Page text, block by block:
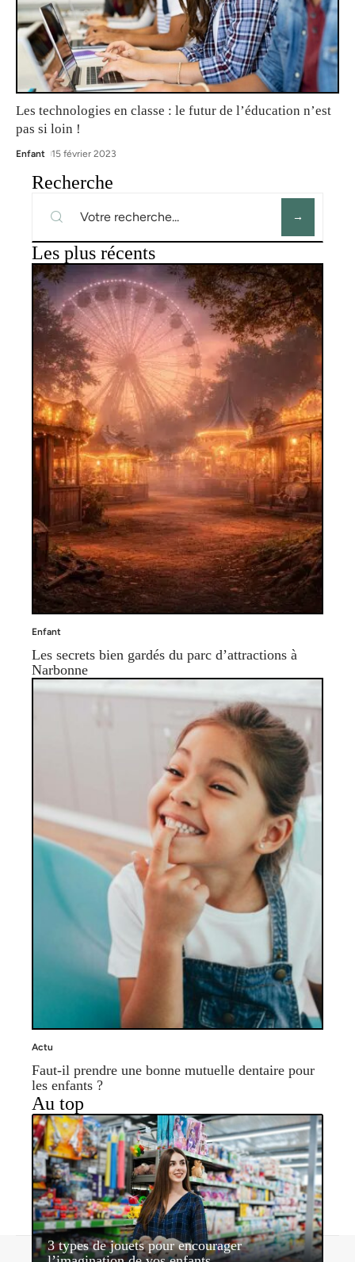
Les technologies en classe : le futur de l’éducation n’est
pas si loin !
Enfant 15 février 2023
Recherche
Les plus récents
Enfant
Les secrets bien gardés du parc d’attractions à
Narbonne
Actu
Faut-il prendre une bonne mutuelle dentaire pour
les enfants ?
Au top
3 types de jouets pour encourager
Contact Mentions légales Sitemap